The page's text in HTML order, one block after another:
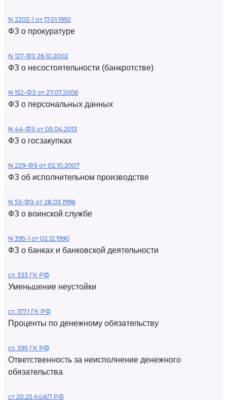
N 2202-1 от 17.01.1992
ФЗ о прокуратуре
N 127-ФЗ 26.10.2002
ФЗ о несостоятельности (банкротстве)
N 152-ФЗ от 27.07.2006
ФЗ о персональных данных
N 44-ФЗ от 05.04.2013
ФЗ о госзакупках
N 229-ФЗ от 02.10.2007
ФЗ об исполнительном производстве
N 53-ФЗ от 28.03.1998
ФЗ о воинской службе
N 395-1 от 02.12.1990
ФЗ о банках и банковской деятельности
ст. 333 ГК РФ
Уменьшение неустойки
ст. 317.1 ГК РФ
Проценты по денежному обязательству
ст. 395 ГК РФ
Ответственность за неисполнение денежного
обязательства
ст 20.25 КоАП РФ